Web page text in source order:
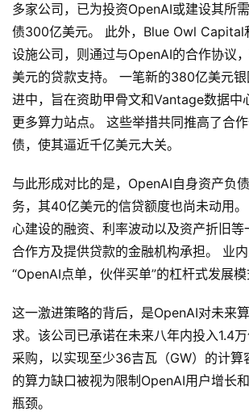
首
页
G
E
O
A
I
应
用
A
I
知
识
多家公司，已为投资OpenAI或建设其所
债300亿美元。 此外，Blue Owl Capital
设施公司，则通过与OpenAI的合作协议
美元的贷款支持。 一笔新的380亿美元
进中，旨在资助甲骨文和Vantage数据中
更多算力站点。 这些举措共同推高了合
债，使其逼近千亿美元大关。
与此形成对比的是，OpenAI自身资产负
务，其40亿美元的信贷额度也尚未动用
心建设的融资、利率波动以及资产折旧等
合作方及提供贷款的金融机构承担。 业
“OpenAI点单，伙伴买单”的杠杆式发展模
这一激进策略的背后，是OpenAI对未来
求。该公司已承诺在未来八年内投入1.4
采购，以实现至少36吉瓦（GW）的计算
的算力缺口被视为限制OpenAI用户增长
瓶颈。